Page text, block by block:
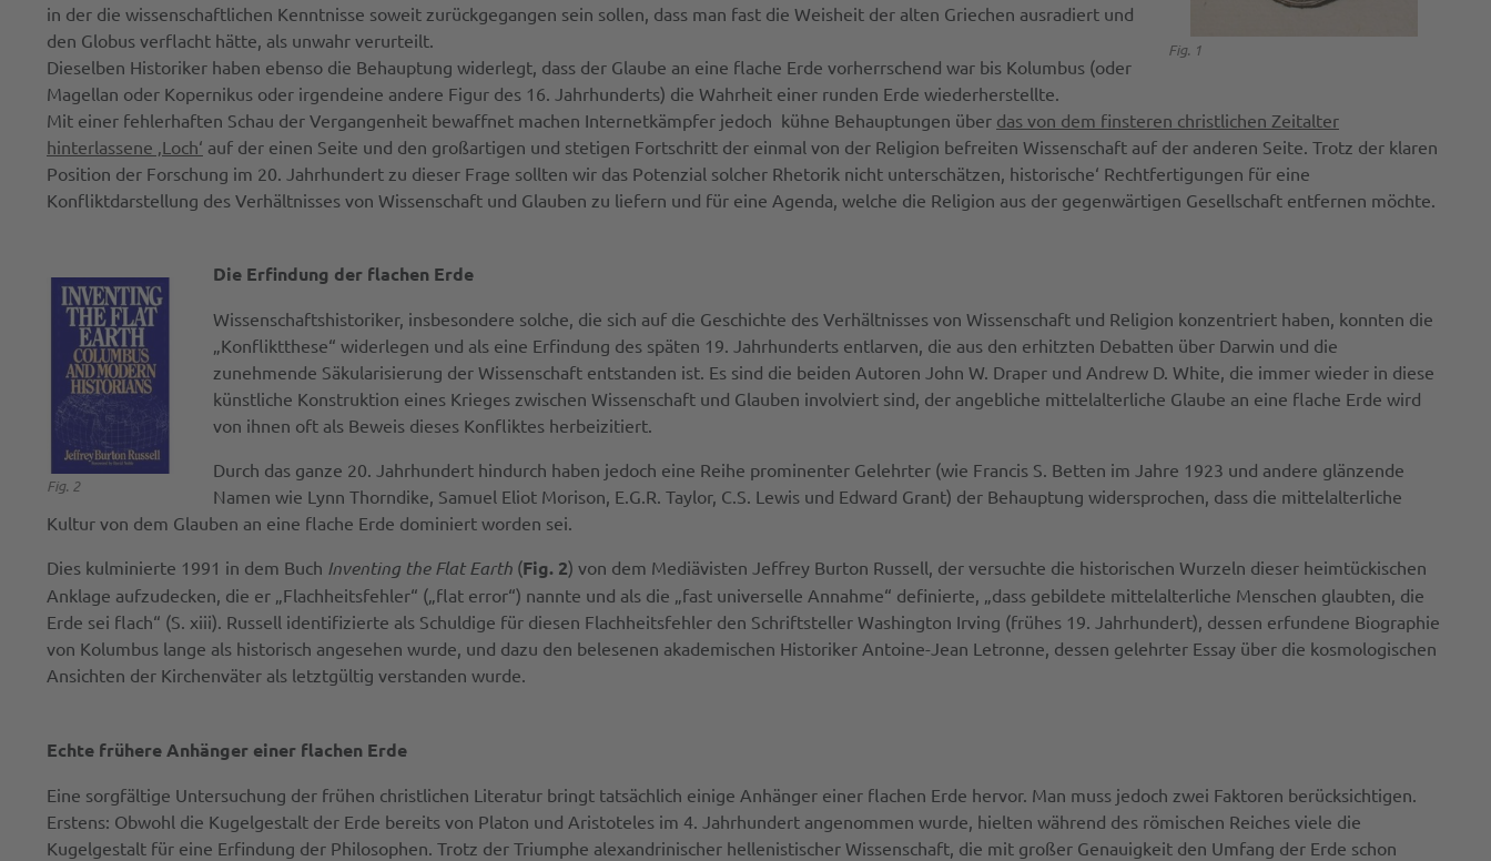
Fig. 1
in der die wissenschaftlichen Kenntnisse soweit zurückgegangen sein sollen, dass man fast die Weisheit der alten Griechen ausradiert und
den Globus verflacht hätte, als unwahr verurteilt.
Dieselben Historiker haben ebenso die Behauptung widerlegt, dass der Glaube an eine flache Erde vorherrschend war bis Kolumbus (oder
Magellan oder Kopernikus oder irgendeine andere Figur des 16. Jahrhunderts) die Wahrheit einer runden Erde wiederherstellte.
Mit einer fehlerhaften Schau der Vergangenheit bewaffnet machen Internetkämpfer jedoch kühne Behauptungen über das von dem finsteren christlichen Zeitalter
hinterlassene ‚Loch‘ auf der einen Seite und den großartigen und stetigen Fortschritt der einmal von der Religion befreiten Wissenschaft auf der anderen Seite. Trotz der klaren
Position der Forschung im 20. Jahrhundert zu dieser Frage sollten wir das Potenzial solcher Rhetorik nicht unterschätzen, historische‘ Rechtfertigungen für eine
Konfliktdarstellung des Verhältnisses von Wissenschaft und Glauben zu liefern und für eine Agenda, welche die Religion aus der gegenwärtigen Gesellschaft entfernen möchte.
Fig. 2
Die Erfindung der flachen Erde
Wissenschaftshistoriker, insbesondere solche, die sich auf die Geschichte des Verhältnisses von Wissenschaft und Religion konzentriert haben, konnten die
„Konfliktthese“ widerlegen und als eine Erfindung des späten 19. Jahrhunderts entlarven, die aus den erhitzten Debatten über Darwin und die
zunehmende Säkularisierung der Wissenschaft entstanden ist. Es sind die beiden Autoren John W. Draper und Andrew D. White, die immer wieder in diese
künstliche Konstruktion eines Krieges zwischen Wissenschaft und Glauben involviert sind, der angebliche mittelalterliche Glaube an eine flache Erde wird
von ihnen oft als Beweis dieses Konfliktes herbeizitiert.
Durch das ganze 20. Jahrhundert hindurch haben jedoch eine Reihe prominenter Gelehrter (wie Francis S. Betten im Jahre 1923 und andere glänzende
Namen wie Lynn Thorndike, Samuel Eliot Morison, E.G.R. Taylor, C.S. Lewis und Edward Grant) der Behauptung widersprochen, dass die mittelalterliche
Kultur von dem Glauben an eine flache Erde dominiert worden sei.
Dies kulminierte 1991 in dem Buch Inventing the Flat Earth (Fig. 2) von dem Mediävisten Jeffrey Burton Russell, der versuchte die historischen Wurzeln dieser heimtückischen
Anklage aufzudecken, die er „Flachheitsfehler“ („flat error“) nannte und als die „fast universelle Annahme“ definierte, „dass gebildete mittelalterliche Menschen glaubten, die
Erde sei flach“ (S. xiii). Russell identifizierte als Schuldige für diesen Flachheitsfehler den Schriftsteller Washington Irving (frühes 19. Jahrhundert), dessen erfundene Biographie
von Kolumbus lange als historisch angesehen wurde, und dazu den belesenen akademischen Historiker Antoine-Jean Letronne, dessen gelehrter Essay über die kosmologischen
Ansichten der Kirchenväter als letztgültig verstanden wurde.
Echte frühere Anhänger einer flachen Erde
Eine sorgfältige Untersuchung der frühen christlichen Literatur bringt tatsächlich einige Anhänger einer flachen Erde hervor. Man muss jedoch zwei Faktoren berücksichtigen.
Erstens: Obwohl die Kugelgestalt der Erde bereits von Platon und Aristoteles im 4. Jahrhundert angenommen wurde, hielten während des römischen Reiches viele die
Kugelgestalt für eine Erfindung der Philosophen. Trotz der Triumphe alexandrinischer hellenistischer Wissenschaft, die mit großer Genauigkeit den Umfang der Erde schon